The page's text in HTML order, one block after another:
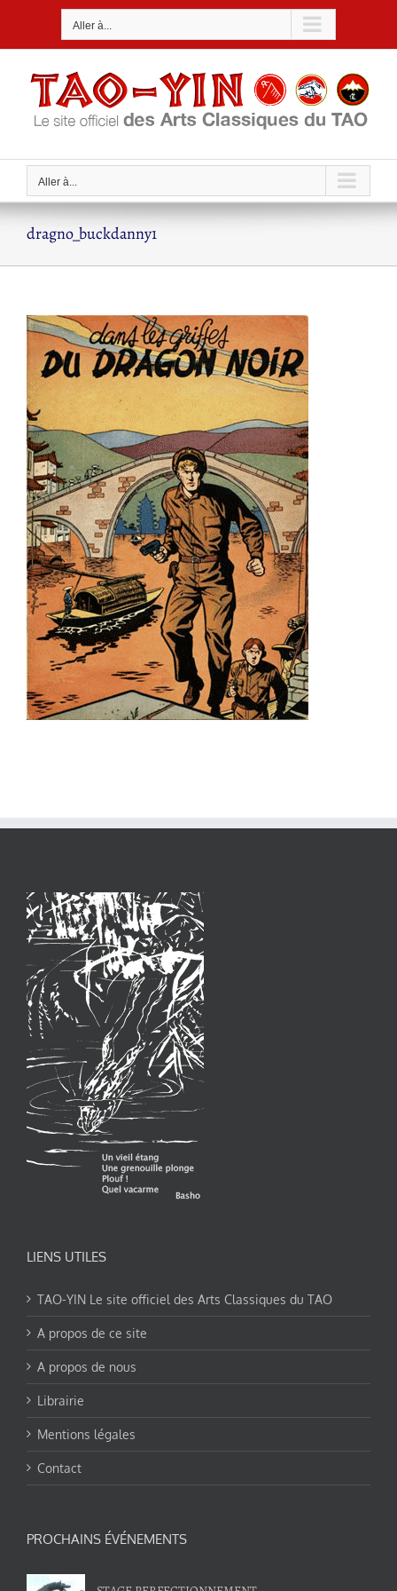
Aller à...
Aller à...
dragno_buckdanny1
LIENS UTILES
TAO-YIN Le site officiel des Arts Classiques du TAO
A propos de ce site
A propos de nous
Librairie
Mentions légales
Contact
PROCHAINS ÉVÉNEMENTS